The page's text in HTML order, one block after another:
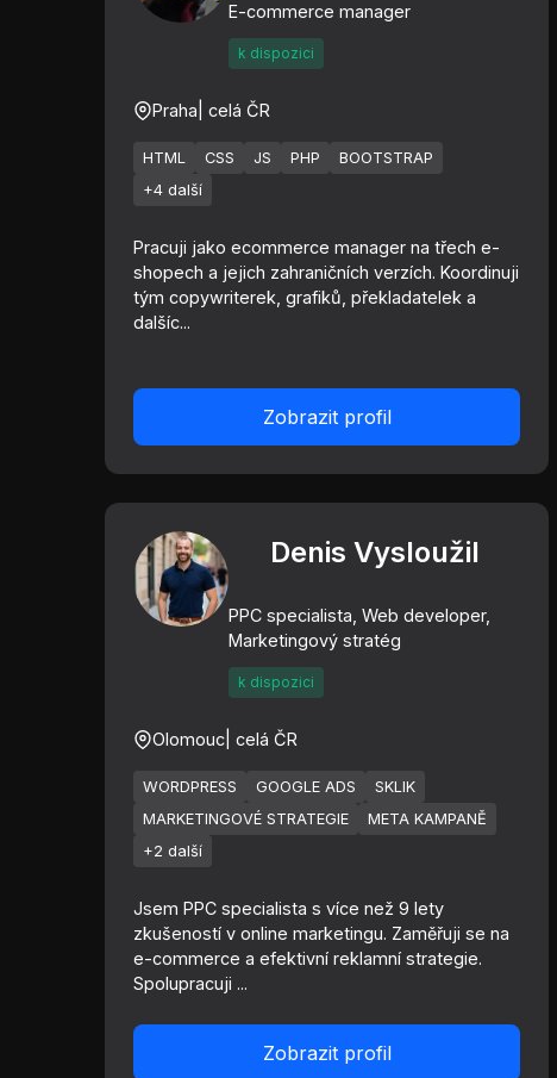
E-commerce manager
k dispozici
Praha | celá ČR
HTML CSS JS PHP
BOOTSTRAP
+4 další
Pracuji jako ecommerce manager na třech e-
shopech a jejich zahraničních verzích. Koordinuji
tým copywriterek, grafiků, překladatelek a
dalšíc...
Zobrazit profil
Denis Vysloužil
PPC specialista, Web developer,
Marketingový stratég
k dispozici
Olomouc | celá ČR
WORDPRESS GOOGLE ADS
SKLIK
MARKETINGOVÉ STRATEGIE
META KAMPANĚ
+2 další
Jsem PPC specialista s více než 9 lety
zkušeností v online marketingu. Zaměřuji se na
e-commerce a efektivní reklamní strategie.
Spolupracuji ...
Zobrazit profil